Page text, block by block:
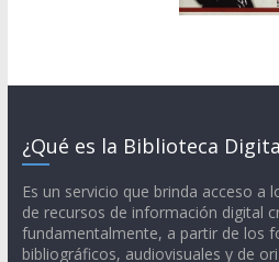
¿Qué es la Biblioteca
Es un servicio que brinda acceso a
de recursos de información digital
fundamentalmente, a partir de los
bibliográficos, audiovisuales y de